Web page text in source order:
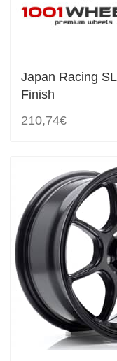
Japan Racing
Finish
210,74€